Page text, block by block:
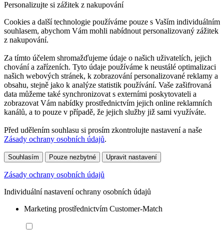
Personalizujte si zážitek z nakupování
Cookies a další technologie používáme pouze s Vaším individuálním
souhlasem, abychom Vám mohli nabídnout personalizovaný zážitek
z nakupování.
Za tímto účelem shromažďujeme údaje o našich uživatelích, jejich
chování a zařízeních. Tyto údaje používáme k neustálé optimalizaci
našich webových stránek, k zobrazování personalizované reklamy a
obsahu, stejně jako k analýze statistik používání. Vaše zašifrovaná
data můžeme také synchronizovat s externími poskytovateli a
zobrazovat Vám nabídky prostřednictvím jejich online reklamních
kanálů, a to pouze v případě, že jejich služby již sami využíváte.
Před udělením souhlasu si prosím zkontrolujte nastavení a naše
Zásady ochrany osobních údajů.
Souhlasím Pouze nezbytné Upravit nastavení
Zásady ochrany osobních údajů
Individuální nastavení ochrany osobních údajů
Marketing prostřednictvím Customer-Match